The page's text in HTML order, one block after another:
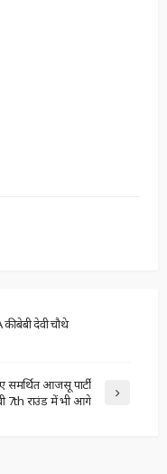
बेबी देवी चौथे
आजसू पार्टी
7th राउंड में भी आगे